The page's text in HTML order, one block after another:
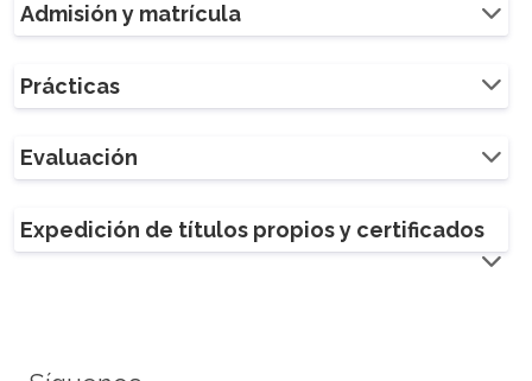
Admisión y matrícula
Prácticas
Evaluación
Expedición de títulos propios y certificados